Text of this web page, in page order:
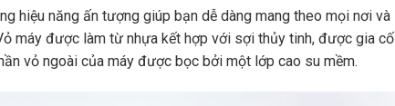
hiệu năng ấn tượng giúp bạn dễ dàng mang theo mọi nơi và
máy được làm từ nhựa kết hợp với sợi thủy tinh, được gia cố
vỏ ngoài của máy được bọc bởi một lớp cao su mềm.